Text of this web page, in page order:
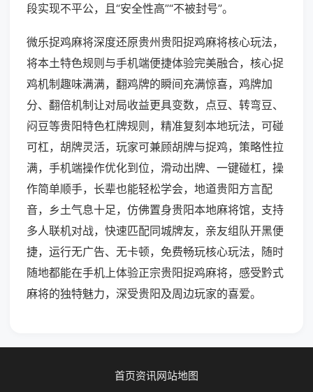
段实现不平公，且“安全性高”“不被封号”。
微乐捉鸡麻将深度还原贵州贵阳捉鸡麻将核心玩法，
将本土特色规则与手机端便捷体验完美融合，核心捉
鸡机制趣味满满，翻鸡牌的瞬间充满惊喜，鸡牌加
分、翻倍机制让对局收益更具变数，点豆、转弯豆、
闷豆等贵阳特色杠牌规则，精准复刻本地玩法，可碰
可杠，胡牌灵活，玩家可兼顾胡牌与捉鸡，策略性拉
满，手机端操作优化到位，滑动出牌、一键碰杠，操
作简单顺手，长辈也能轻松学会，地道贵阳方言配
音，乡土气息十足，仿佛置身贵阳本地麻将馆，支持
多人联机对战，快速匹配同城牌友，亲友组队开黑便
捷，运行无广告、无卡顿，免费畅玩核心玩法，随时
随地都能在手机上体验正宗贵阳捉鸡麻将，感受黔式
麻将的独特魅力，深受贵阳及周边玩家的喜爱。
首页资讯网站地图